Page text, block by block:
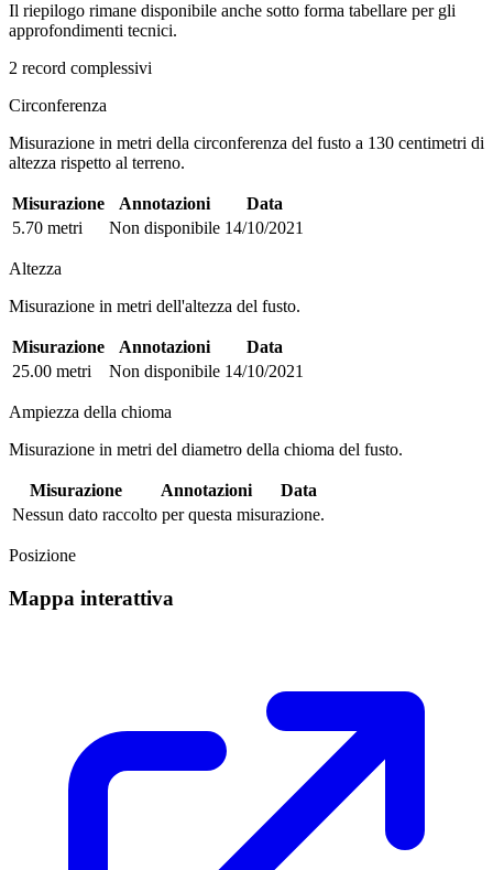
Il riepilogo rimane disponibile anche sotto forma tabellare per gli
approfondimenti tecnici.
2 record complessivi
Circonferenza
Misurazione in metri della circonferenza del fusto a 130 centimetri di
altezza rispetto al terreno.
Misurazione Annotazioni
Data
5.70 metri
Non disponibile 14/10/2021
Altezza
Misurazione in metri dell'altezza del fusto.
Misurazione Annotazioni
Data
25.00 metri
Non disponibile 14/10/2021
Ampiezza della chioma
Misurazione in metri del diametro della chioma del fusto.
Misurazione Annotazioni
Data
Nessun dato raccolto per questa misurazione.
Posizione
Mappa interattiva